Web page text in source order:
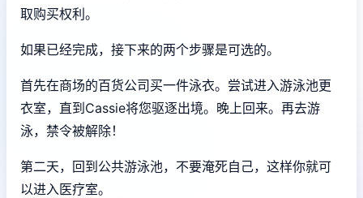
取购买权利。
如果已经完成，接下来的两个步骤是可选的。
首先在商场的百货公司买一件泳衣。尝试进入游泳池更
衣室，直到Cassie将您驱逐出境。晚上回来。再去游
泳，禁令被解除！
第二天，回到公共游泳池，不要淹死自己，这样你就可
以进入医疗室。